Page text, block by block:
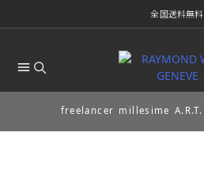
全国送料無料
freelancer millesime A.R.T.